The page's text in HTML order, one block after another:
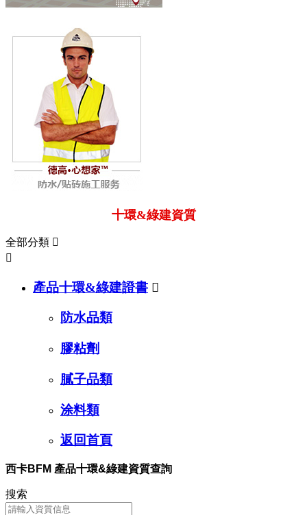
十環&綠建資質
全部分類 

產品十環&綠建證書 
防水品類
膠粘劑
膩子品類
涂料類
返回首頁
西卡BFM 產品十環&綠建資質查詢
搜索